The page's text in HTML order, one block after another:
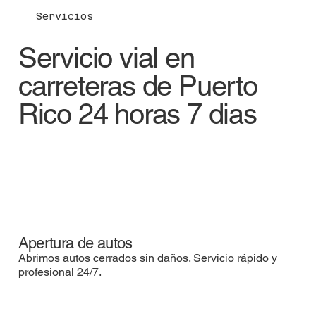
Servicios
Servicio vial en
carreteras de Puerto
Rico 24 horas 7 dias
Apertura de autos
Abrimos autos cerrados sin daños. Servicio rápido y
profesional 24/7.